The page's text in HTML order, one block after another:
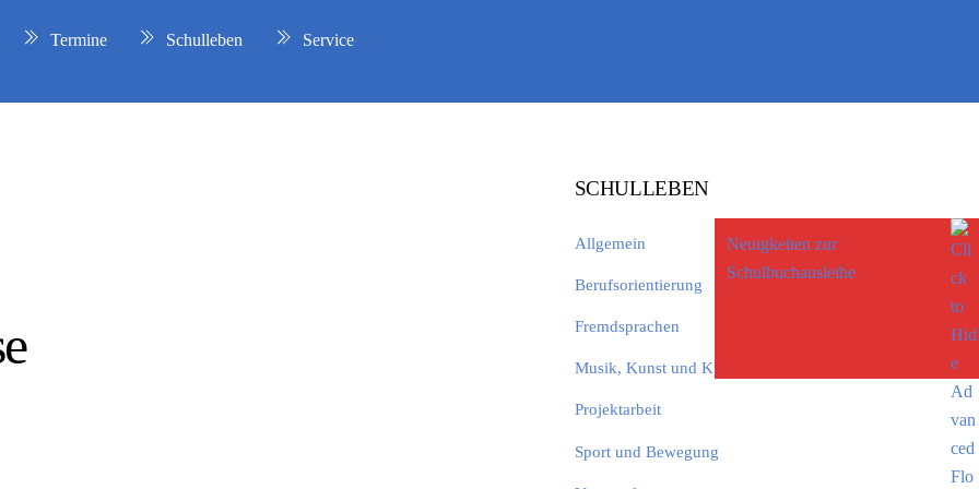
Termine Schulleben Service
SCHULLEBEN
Allgemein
Berufsorientierung
Fremdsprachen
Musik, Kunst und Kultur
Projektarbeit
Sport und Bewegung
Neuigkeiten zur
Schulbuchausleihe